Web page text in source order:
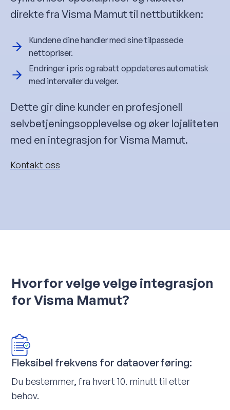
direkte fra Visma Mamut til nettbutikken:
Kundene dine handler med sine tilpassede
nettopriser.
Endringer i pris og rabatt oppdateres automatisk
med intervaller du velger.
Dette gir dine kunder en profesjonell
selvbetjeningsopplevelse og øker lojaliteten
med en integrasjon for Visma Mamut.
Kontakt oss
Hvorfor velge velge integrasjon
for Visma Mamut?
Fleksibel frekvens for dataoverføring:
Du bestemmer, fra hvert 10. minutt til etter
behov.